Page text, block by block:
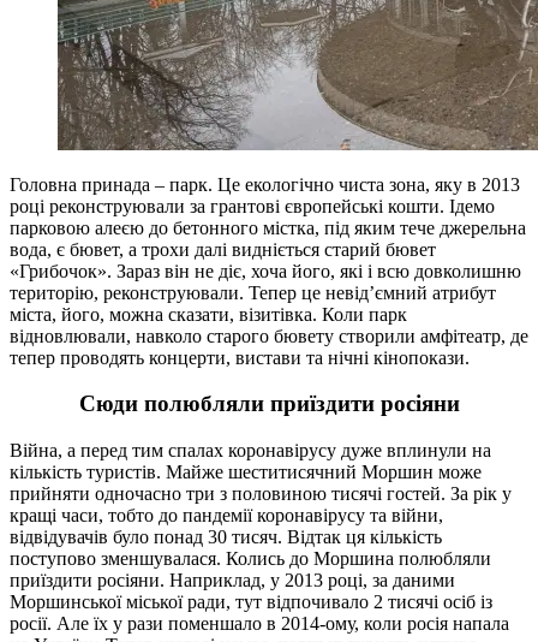
Головна принада – парк. Це екологічно чиста зона, яку в 2013
році реконструювали за грантові європейські кошти. Ідемо
парковою алеєю до бетонного містка, під яким тече джерельна
вода, є бювет, а трохи далі видніється старий бювет
«Грибочок». Зараз він не діє, хоча його, які і всю довколишню
територію, реконструювали. Тепер це невід’ємний атрибут
міста, його, можна сказати, візитівка. Коли парк
відновлювали, навколо старого бювету створили амфітеатр, де
тепер проводять концерти, вистави та нічні кінопокази.
Сюди полюбляли приїздити росіяни
Війна, а перед тим спалах коронавірусу дуже вплинули на
кількість туристів. Майже шеститисячний Моршин може
прийняти одночасно три з половиною тисячі гостей. За рік у
кращі часи, тобто до пандемії коронавірусу та війни,
відвідувачів було понад 30 тисяч. Відтак ця кількість
поступово зменшувалася. Колись до Моршина полюбляли
приїздити росіяни. Наприклад, у 2013 році, за даними
Моршинської міської ради, тут відпочивало 2 тисячі осіб із
росії. Але їх у рази поменшало в 2014-ому, коли росія напала